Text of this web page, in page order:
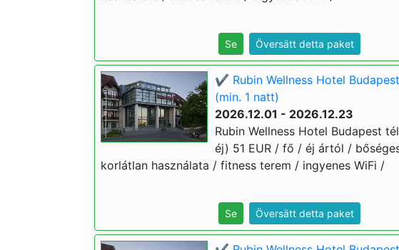
Se Översätt detta paket
✔️ Rubin Wellness Hotel
(min. 1 natt)
2026.12.01 - 2026.12.23
Rubin Wellness Hotel Budapest
éj) 51 EUR / fő / éj ártól /
korlátlan használata / fitness terem / ingyenes WiFi /
Se Översätt detta paket